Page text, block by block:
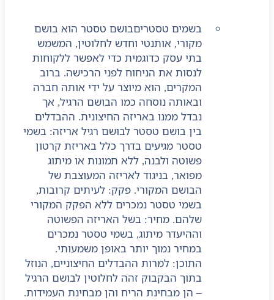
בשמים טסטריםבושם טסטר הוא בושם
מקורי, אותנטי וחדש לחלוטין, המשמש
בתי עסק כדוגמית כדי לאפשר ללקוחות
לנסות את הניחוח לפני הרכישה. ברוב
המקרים, הוא מיוצר על ידי אותה חברה
ובאותה נוסחה כמו הבושם הרגיל, אך
נבדל ממנו באריזה החיצונית. ההבדלים
בין בושם טסטר לבושם רגיל אריזה: בשמי
טסטר מגיעים בדרך כלל באריזת קרטון
פשוטה ולבנה, ללא תמונות או מיתוג
מפואר, בניגוד לאריזה המעוצבת של
הבושם המקורי. פקק: לעיתים קרובות,
בשמי טסטר נמכרים ללא הפקק המקורי
שלהם. מחיר: בשל האריזה הפשוטה
וההיעדר מיתוג, בשמי טסטר נמכרים
במחיר נמוך יותר באופן משמעותי.
התוכן: למרות ההבדלים החיצוניים, הנוזל
בתוך הבקבוק זהה לחלוטין לבושם הרגיל
– הן מבחינת הריח והן מבחינת העמידות.